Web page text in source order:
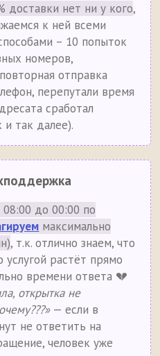
доставки нет ни у кого,
к ней всеми
– 10 попыток
номеров,
отправка
перепутали время
сработал
и так далее).
до 00:00 по
максимально
, т.к. отлично знаем, что
услугой растёт прямо
времени ответа 💔
открытка не
— если в
не ответить на
человек уже